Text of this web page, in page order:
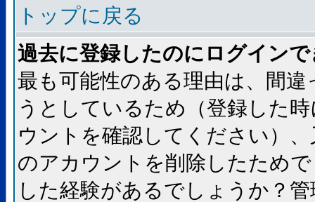
トップに戻る
過去に登録したのにログイン
最も可能性のある理由は、間
うとしているため（登録した
ウントを確認してください）
のアカウントを削除したため
した経験があるでしょうか？